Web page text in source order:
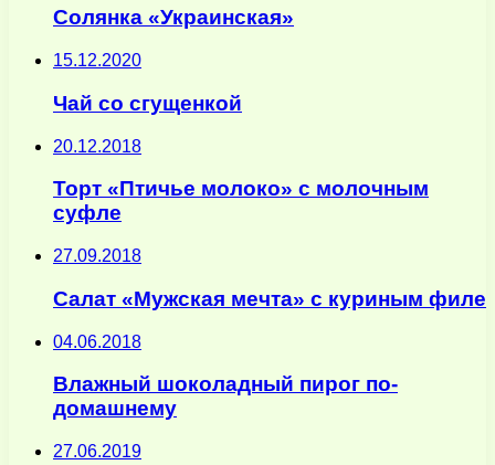
Солянка «Украинская»
15.12.2020
Чай со сгущенкой
20.12.2018
Торт «Птичье молоко» с молочным
суфле
27.09.2018
Салат «Мужская мечта» с куриным филе
04.06.2018
Влажный шоколадный пирог по-
домашнему
27.06.2019